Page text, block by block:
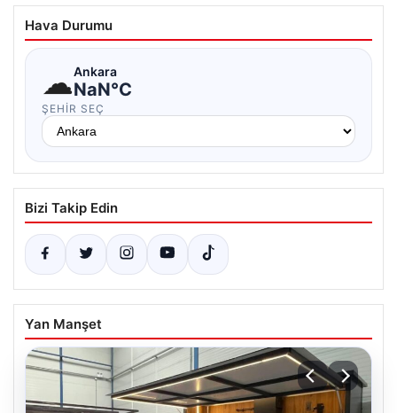
Hava Durumu
☁Ankara
NaN°C
ŞEHIR SEÇ
Bizi Takip Edin
Yan Manşet